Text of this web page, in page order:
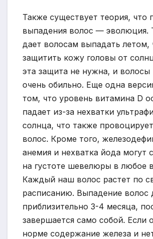
Также существует теория, что
выпадения волос — эволюция.
дает волосам выпадать летом,
защитить кожу головы от
эта защита не нужна, и
очень обильно. Еще одна
том, что уровень витамина D
падает из-за нехватки
солнца, что также
волос. Кроме того,
анемия и нехватка йода могут
на густоте шевелюры в любое
Каждый наш волос растет по
расписанию. Выпадение волос
приблизительно 3-4 месяца,
завершается само собой. Если
норме содержание железа и